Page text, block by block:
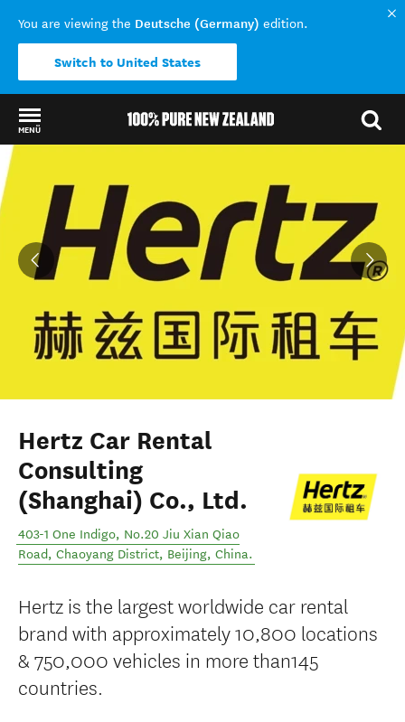
You are viewing the Deutsche (Germany) edition.
Switch to United States
MENÜ
Hertz Car Rental
Consulting
(Shanghai) Co., Ltd.
403-1 One Indigo, No.20 Jiu Xian Qiao
Road, Chaoyang District, Beijing, China.
Hertz is the largest worldwide car rental
brand with approximately 10,800 locations
& 750,000 vehicles in more than145
countries.